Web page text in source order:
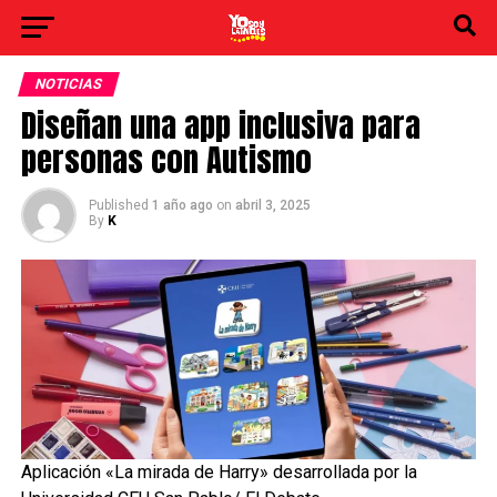
NOTICIAS
Diseñan una app inclusiva para
personas con Autismo
Published 1 año ago on abril 3, 2025
By K
Aplicación «La mirada de Harry» desarrollada por la